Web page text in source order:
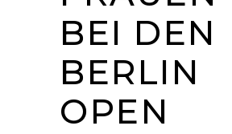
BEI DEN
BERLIN
OPEN